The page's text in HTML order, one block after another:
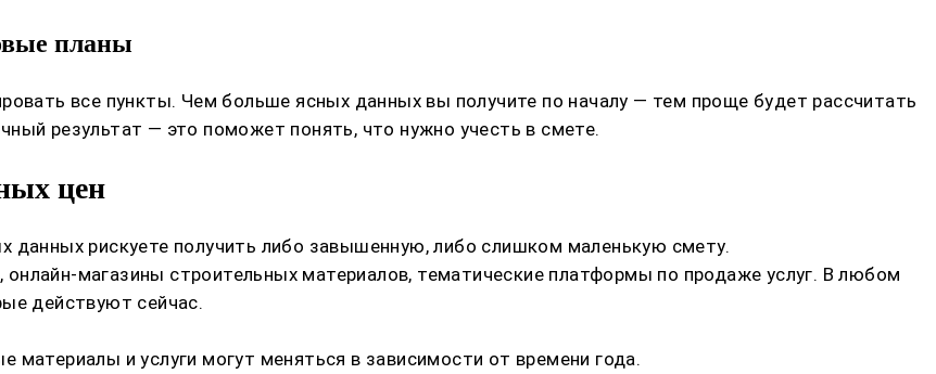
планы
все пункты. Чем больше ясных данных вы получите по началу — тем проще будет рассчитать
результат — это поможет понять, что нужно учесть в смете.
цен
данных рискуете получить либо завышенную, либо слишком маленькую смету.
магазины строительных материалов, тематические платформы по продаже услуг. В любом
действуют сейчас.
и услуги могут меняться в зависимости от времени года.